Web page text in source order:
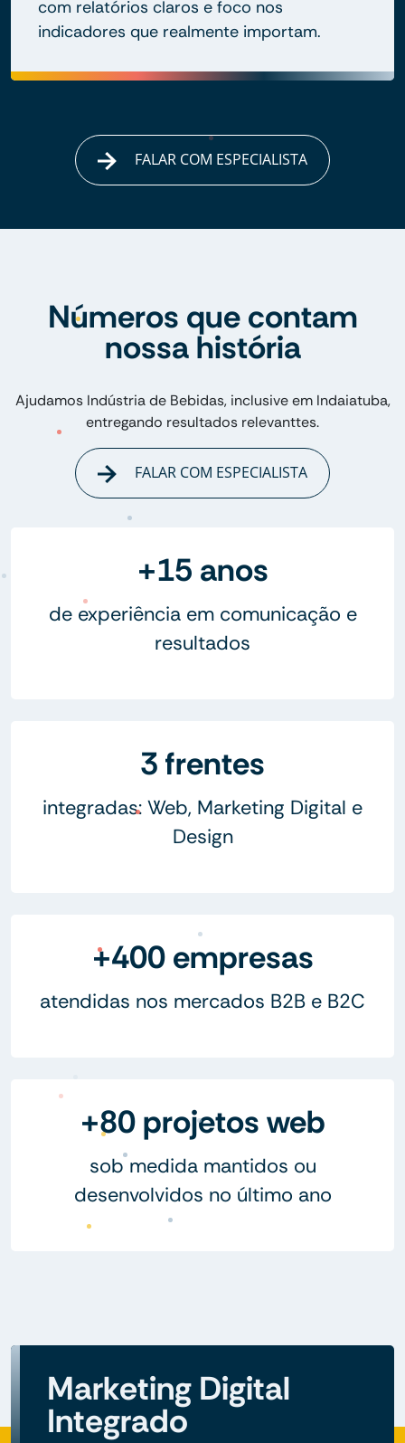
com relatórios claros e foco nos
indicadores que realmente importam.
FALAR COM ESPECIALISTA
Números que contam
nossa história
Ajudamos Indústria de Bebidas, inclusive em Indaiatuba,
entregando resultados relevanttes.
FALAR COM ESPECIALISTA
+15 anos
de experiência em comunicação e
resultados
3 frentes
integradas: Web, Marketing Digital e
Design
+400 empresas
atendidas nos mercados B2B e B2C
+80 projetos web
sob medida mantidos ou
desenvolvidos no último ano
Marketing Digital
Integrado